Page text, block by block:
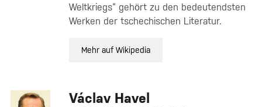
Weltkriegs“ gehört zu den bedeutendsten
Werken der tschechischen Literatur.
Mehr auf Wikipedia
Václav Havel